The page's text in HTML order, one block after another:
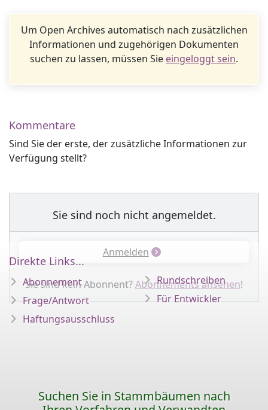
Um Open Archives automatisch nach zusätzlichen
Informationen und zugehörigen Dokumenten
suchen zu lassen, müssen Sie eingeloggt sein.
Kommentare
Sind Sie der erste, der zusätzliche Informationen zur
Verfügung stellt?
Sie sind noch nicht angemeldet.
Anmelden
Sie sind kein Abonnent?Abonnements ansehen!
Direkte Links...
Abonnement
Frage/Antwort
Haftungsausschluss
Rundschreiben
Für Entwickler
Suchen Sie in Stammbäumen nach